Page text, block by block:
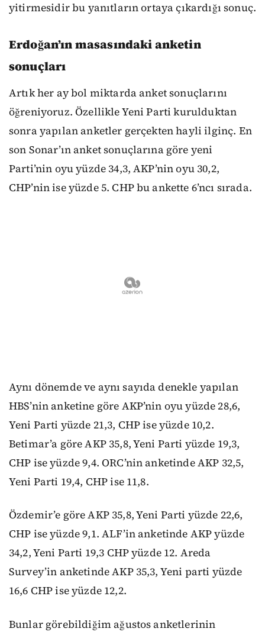
yitirmesidir bu yanıtların ortaya çıkardığı sonuç.
Erdoğan’ın masasındaki anketin
sonuçları
Artık her ay bol miktarda anket sonuçlarını
öğreniyoruz. Özellikle Yeni Parti kurulduktan
sonra yapılan anketler gerçekten hayli ilginç. En
son Sonar’ın anket sonuçlarına göre yeni
Parti’nin oyu yüzde 34,3, AKP’nin oyu 30,2,
CHP’nin ise yüzde 5. CHP bu ankette 6’ncı sırada.
Aynı dönemde ve aynı sayıda denekle yapılan
HBS’nin anketine göre AKP’nin oyu yüzde 28,6,
Yeni Parti yüzde 21,3, CHP ise yüzde 10,2.
Betimar’a göre AKP 35,8, Yeni Parti yüzde 19,3,
CHP ise yüzde 9,4. ORC’nin anketinde AKP 32,5,
Yeni Parti 19,4, CHP ise 11,8.
Özdemir’e göre AKP 35,8, Yeni Parti yüzde 22,6,
CHP ise yüzde 9,1. ALF’in anketinde AKP yüzde
34,2, Yeni Parti 19,3 CHP yüzde 12. Areda
Survey’in anketinde AKP 35,3, Yeni parti yüzde
16,6 CHP ise yüzde 12,2.
Bunlar görebildiğim ağustos anketlerinin